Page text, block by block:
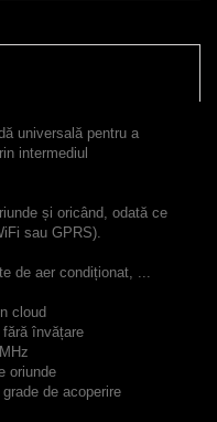
universală pentru a
intermediul
și oricând, odată ce
sau GPRS).
de aer condiționat, ...
cloud
învățare
oriunde
de acoperire